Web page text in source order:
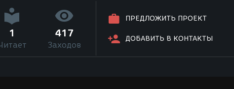
ПРЕДЛОЖИТЬ ПРОЕКТ
ДОБАВИТЬ В КОНТАКТЫ
1 417
Заходов